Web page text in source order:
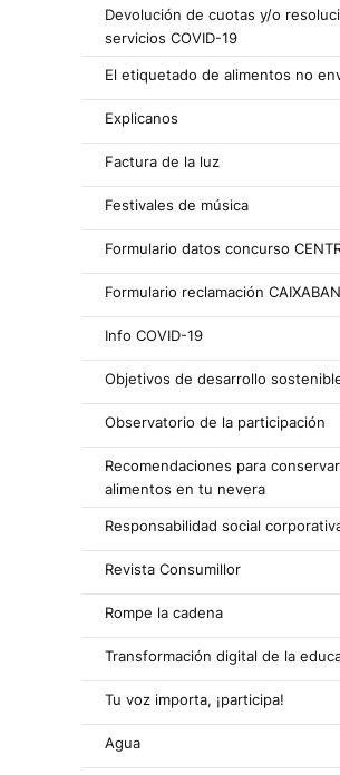
Devolución de cuotas y/o
servicios COVID-19
El etiquetado de alimentos no
Explicanos
Factura de la luz
Festivales de música
Formulario datos concurso
Formulario reclamación
Info COVID-19
Objetivos de desarrollo
Observatorio de la participación
Recomendaciones para
alimentos en tu nevera
Responsabilidad social
Revista Consumillor
Rompe la cadena
Transformación digital de la
Tu voz importa, ¡participa!
Agua